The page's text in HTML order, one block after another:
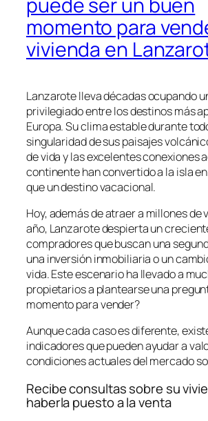
momento para
vivienda en
Lanzarote lleva décadas ocupando
privilegiado entre los destinos más
Europa. Su clima estable durante
singularidad de sus paisajes
de vida y las excelentes conexiones
continente han convertido a la isla
que un destino vacacional.
Hoy, además de atraer a millones de
año, Lanzarote despierta un
compradores que buscan una
una inversión inmobiliaria o un
vida. Este escenario ha llevado a
propietarios a plantearse una
momento para vender?
Aunque cada caso es diferente,
indicadores que pueden ayudar a
condiciones actuales del mercado
Recibe consultas sobre su
haberla puesto a la venta